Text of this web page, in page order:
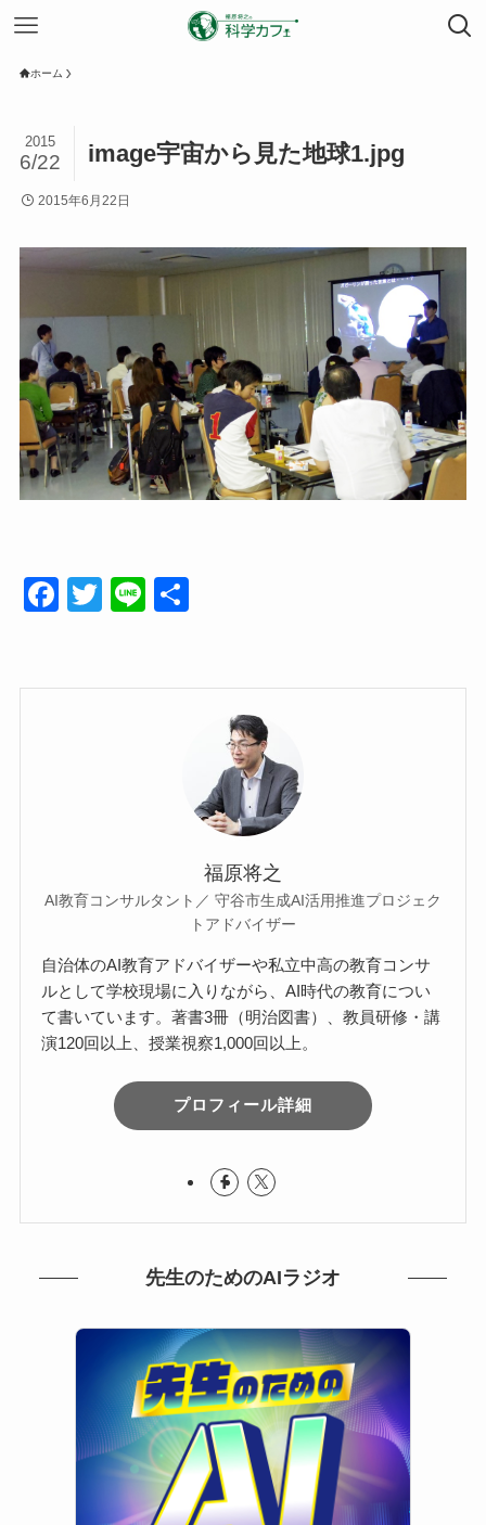
ホーム
image宇宙から見た地球1.jpg
2015
6/22
2015年6月22日
F
e
T
er
Li
福原将之
AI教育コンサルタント／ 守谷市生成AI活用推進プロジェク
トアドバイザー
自治体のAI教育アドバイザーや私立中高の教育コンサ
ルとして学校現場に入りながら、AI時代の教育につい
て書いています。著書3冊（明治図書）、教員研修・講
演120回以上、授業視察1,000回以上。
プロフィール詳細
先生のためのAIラジオ